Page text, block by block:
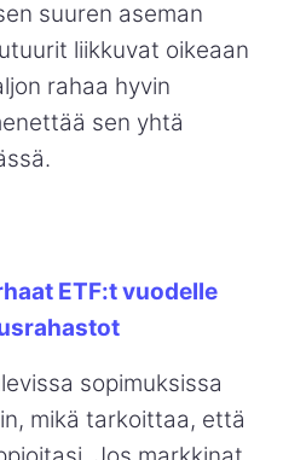
suuren aseman
liikkuvat oikeaan
rahaa hyvin
sen yhtä
ETF:t vuodelle
sopimuksissa
mikä tarkoittaa, että